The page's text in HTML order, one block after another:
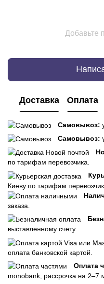
Добавьте
Доставка Оплата
Самовывоз:
Самовывоз:
по тарифам перевозчика.
Киеву по тарифам
заказа.
выставленному счету.
оплата банковской картой.
Оплата
monobank, рассрочка на 2–7